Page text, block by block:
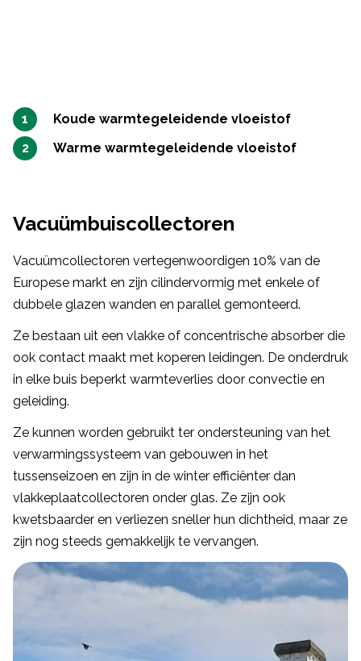
Koude warmtegeleidende vloeistof
Warme warmtegeleidende vloeistof
Vacuümbuiscollectoren
Vacuümcollectoren vertegenwoordigen 10% van de
Europese markt en zijn cilindervormig met enkele of
dubbele glazen wanden en parallel gemonteerd.
Ze bestaan uit een vlakke of concentrische absorber die
ook contact maakt met koperen leidingen. De onderdruk
in elke buis beperkt warmteverlies door convectie en
geleiding.
Ze kunnen worden gebruikt ter ondersteuning van het
verwarmingssysteem van gebouwen in het
tussenseizoen en zijn in de winter efficiënter dan
vlakkeplaatcollectoren onder glas. Ze zijn ook
kwetsbaarder en verliezen sneller hun dichtheid, maar ze
zijn nog steeds gemakkelijk te vervangen.